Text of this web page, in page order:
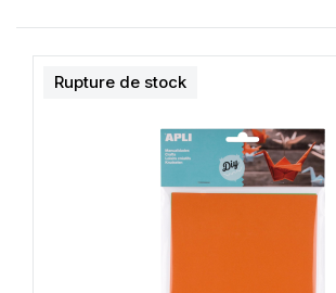
Rupture de stock